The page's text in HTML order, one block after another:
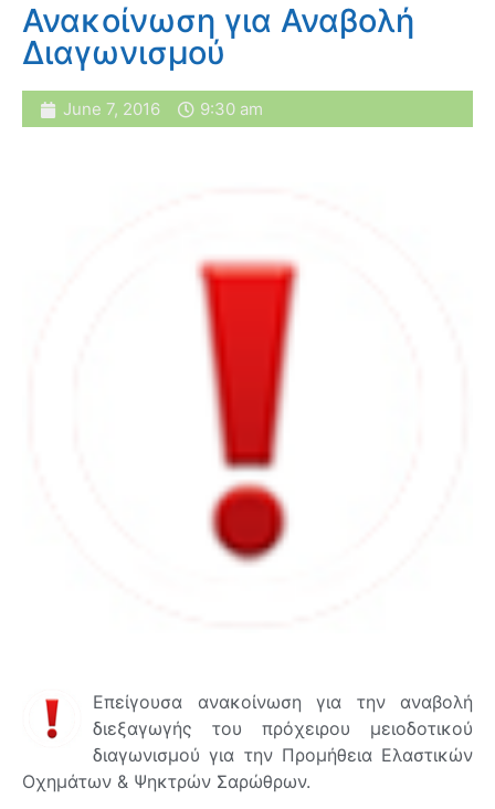
Ανακοίνωση για Αναβολή
Διαγωνισμού
June 7, 2016 9:30 am
Επείγουσα ανακοίνωση για την αναβολή
διεξαγωγής του πρόχειρου μειοδοτικού
διαγωνισμού για την Προμήθεια Ελαστικών
Οχημάτων & Ψηκτρών Σαρώθρων.